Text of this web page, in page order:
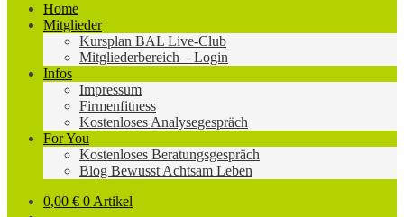
Home
Mitglieder
Kursplan BAL Live-Club
Mitgliederbereich – Login
Infos
Impressum
Firmenfitness
Kostenloses Analysegespräch
For You
Kostenloses Beratungsgespräch
Blog Bewusst Achtsam Leben
0,00 € 0 Artikel